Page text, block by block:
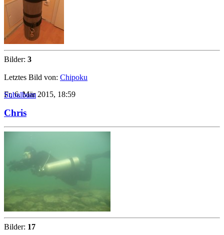
Bilder: 3
Letztes Bild von: Chipoku
Fr, 6. Mär 2015, 18:59
Subalbum
Chris
Bilder: 17